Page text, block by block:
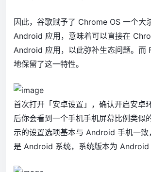
因此，谷歌赋予了 Chrome OS 一个
Android 应用，意味着可以直接在
Android 应用，以此弥补生态问题。而
地保留了这一特性。
首次打开「安卓设置」，确认开启安卓
后你会看到一个手机手机屏幕比例类似
示的设置选项基本与 Android 手机一致
是 Android 系统，系统版本为 Android